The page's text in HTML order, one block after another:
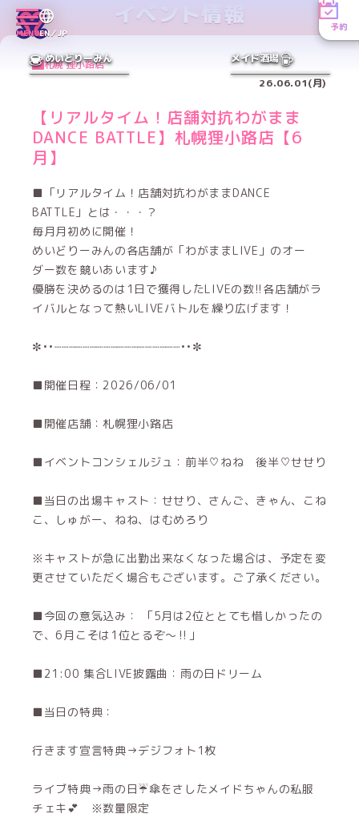
MENUEN／JP
予約
めいどりーみん メイド酒場
イベント情報
札幌 狸小路店
26.06.01(月)
【リアルタイム！店舗対抗わがまま
DANCE BATTLE】札幌狸小路店【6
月】
■「リアルタイム！店舗対抗わがままDANCE
BATTLE」とは・・・？
毎月月初めに開催！
めいどりーみんの各店舗が「わがままLIVE」のオー
ダー数を競いあいます♪
優勝を決めるのは1日で獲得したLIVEの数!!各店舗がラ
イバルとなって熱いLIVEバトルを繰り広げます！
✼••┈┈┈┈┈┈┈┈┈┈┈┈┈┈┈┈┈┈••✼
■開催日程：2026/06/01
■開催店舗：札幌狸小路店
■イベントコンシェルジュ：前半♡ねね 後半♡せせり
■当日の出場キャスト：せせり、さんご、きゃん、こね
こ、しゅがー、ねね、はむめろり
※キャストが急に出勤出来なくなった場合は、予定を変
更させていただく場合もございます。ご了承ください。
■今回の意気込み： 「5月は2位ととても惜しかったの
で、6月こそは1位とるぞ〜‼️」
■21:00 集合LIVE披露曲：雨の日ドリーム
■当日の特典：
行きます宣言特典→デジフォト1枚
ライブ特典→雨の日☔傘をさしたメイドちゃんの私服
チェキ💕 ※数量限定